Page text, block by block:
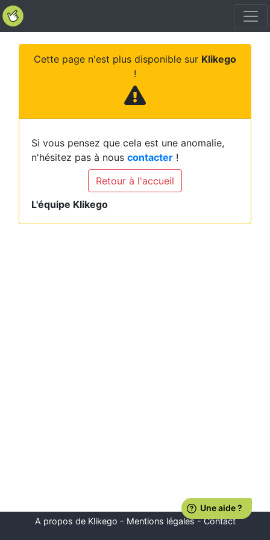
Cette page n'est plus disponible sur Klikego
!
Si vous pensez que cela est une anomalie,
n'hésitez pas à nous contacter !
Retour à l'accueil
L'équipe Klikego
A propos de Klikego - Mentions légales-Contact